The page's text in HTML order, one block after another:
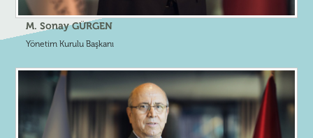
M. Sonay GÜRGEN
Yönetim Kurulu Başkanı